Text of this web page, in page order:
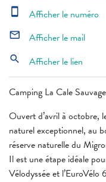
Camping La Cale
Ouvert d’avril à octobre,
naturel exceptionnel, au
réserve naturelle du
Il est une étape idéale
Vélodyssée et l’EuroVélo
smartphone Afficher le numéro
mail_outline Afficher le mail
search Afficher le lien